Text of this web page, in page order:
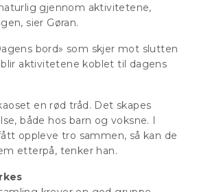
gjennom aktivitetene,
sier Gøran.
bord» som skjer mot slutten
aktivitetene koblet til dagens
en rød tråd. Det skapes
både hos barn og voksne. I
oppleve tro sammen, så kan de
etterpå, tenker han.